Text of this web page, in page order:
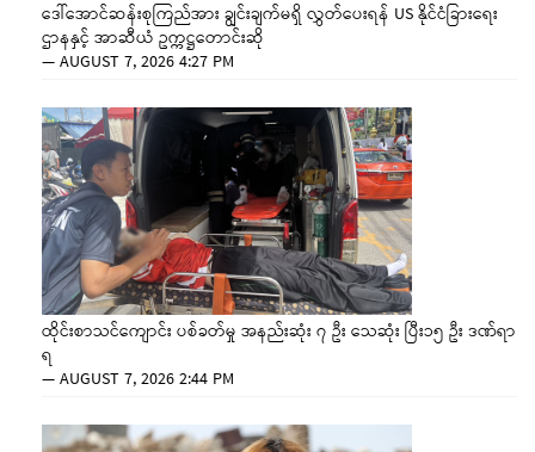
ဒေါ်အောင်ဆန်းစုကြည်အား ချွင်းချက်မရှိ လွှတ်ပေးရန် US နိုင်ငံခြားရေး
ဌာနနှင့် အာဆီယံ ဥက္ကဋ္ဌတောင်းဆို
—AUGUST 7, 2026 4:27 PM
ထိုင်းစာသင်ကျောင်း ပစ်ခတ်မှု အနည်းဆုံး ၇ ဦး သေဆုံး ပြီး၁၅ ဦး ဒဏ်ရာ
ရ
—AUGUST 7, 2026 2:44 PM